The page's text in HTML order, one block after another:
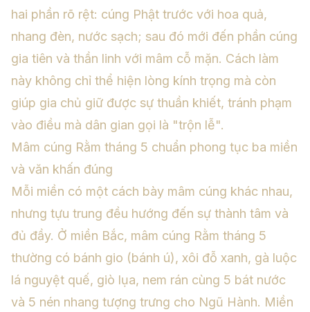
hai phần rõ rệt: cúng Phật trước với hoa quả,
nhang đèn, nước sạch; sau đó mới đến phần cúng
gia tiên và thần linh với mâm cỗ mặn. Cách làm
này không chỉ thể hiện lòng kính trọng mà còn
giúp gia chủ giữ được sự thuần khiết, tránh phạm
vào điều mà dân gian gọi là "trộn lễ".
Mâm cúng Rằm tháng 5 chuẩn phong tục ba miền
và văn khấn đúng
Mỗi miền có một cách bày mâm cúng khác nhau,
nhưng tựu trung đều hướng đến sự thành tâm và
đủ đầy. Ở miền Bắc, mâm cúng Rằm tháng 5
thường có bánh gio (bánh ú), xôi đỗ xanh, gà luộc
lá nguyệt quế, giò lụa, nem rán cùng 5 bát nước
và 5 nén nhang tượng trưng cho Ngũ Hành. Miền